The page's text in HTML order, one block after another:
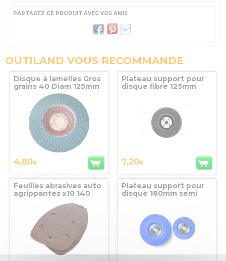
PARTAGEZ CE PRODUIT AVEC VOS AMIS
OUTILAND VOUS RECOMMANDE
Disque à lamelles Gros
grains 40 Diam 125mm
4,80€
Plateau support pour
disque fibre 125mm
7,20€
Feuilles abrasives auto
agrippantes x10 140
mm, grain 120
Plateau support pour
disque 180mm semi
rigide SEA